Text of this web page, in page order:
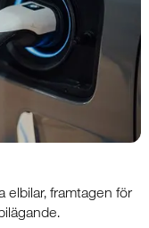
elbilar, framtagen för